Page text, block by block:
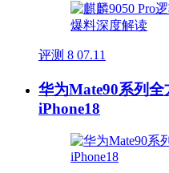
评测 8 07.11
华为Mate90系列全
iPhone18